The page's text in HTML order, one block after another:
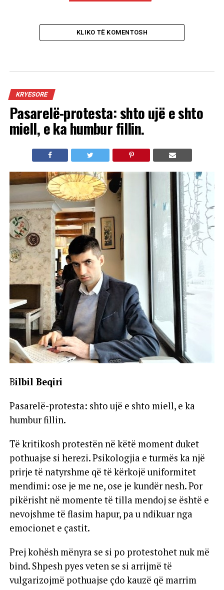
KLIKO TË KOMENTOSH
KRYESORE
Pasarelë-protesta: shto ujë e shto
miell, e ka humbur fillin.
Bilbil Beqiri
Pasarelë-protesta: shto ujë e shto miell, e ka
humbur fillin.
Të kritikosh protestën në këtë moment duket
pothuajse si herezi. Psikologjia e turmës ka një
prirje të natyrshme që të kërkojë uniformitet
mendimi: ose je me ne, ose je kundër nesh. Por
pikërisht në momente të tilla mendoj se është e
nevojshme të flasim hapur, pa u ndikuar nga
emocionet e çastit.
Prej kohësh mënyra se si po protestohet nuk më
bind. Shpesh pyes veten se si arrijmë të
vulgarizojmë pothuajse çdo kauzë që marrim